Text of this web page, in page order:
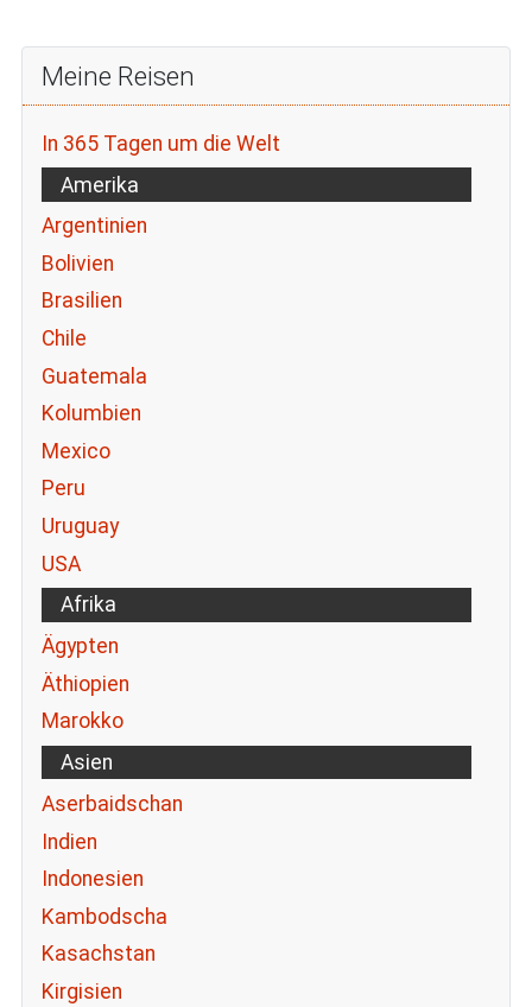
Meine Reisen
In 365 Tagen um die Welt
Amerika
Argentinien
Bolivien
Brasilien
Chile
Guatemala
Kolumbien
Mexico
Peru
Uruguay
USA
Afrika
Ägypten
Äthiopien
Marokko
Asien
Aserbaidschan
Indien
Indonesien
Kambodscha
Kasachstan
Kirgisien